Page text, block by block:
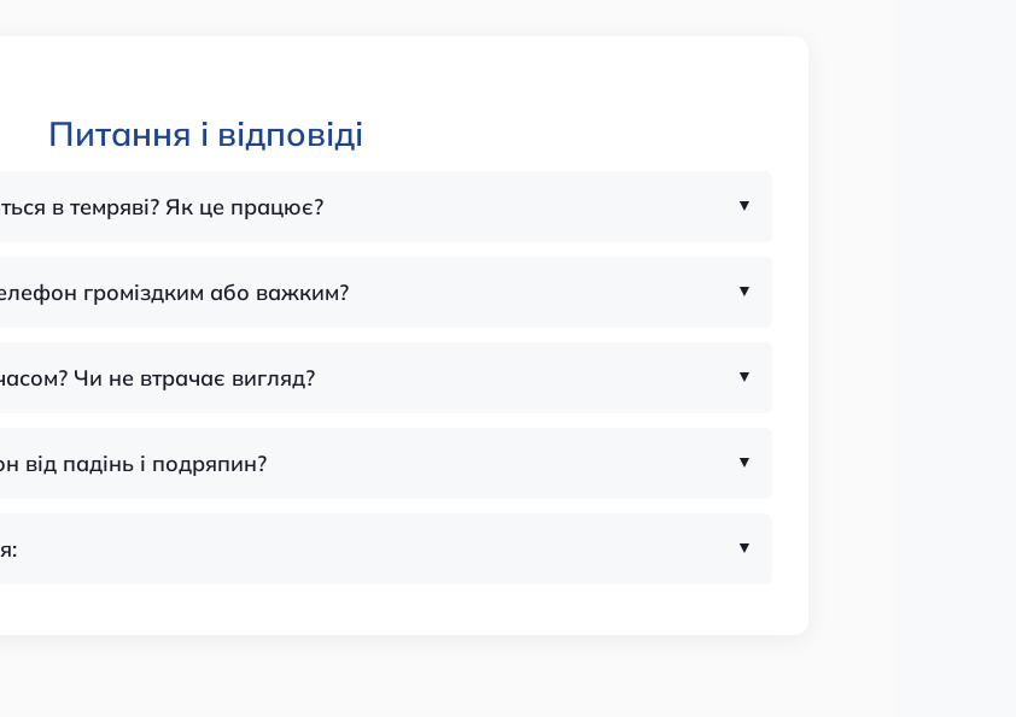
Питання і відповіді
в темряві? Як це працює?
громіздким або важким?
Чи не втрачає вигляд?
від падінь і подряпин?